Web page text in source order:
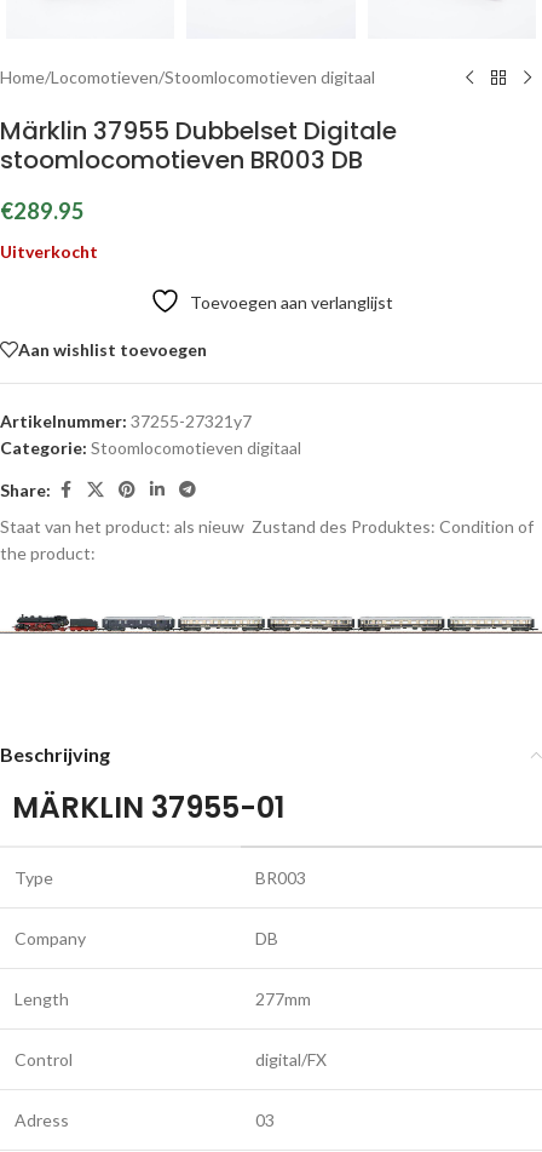
Home/Locomotieven/Stoomlocomotieven digitaal
Märklin 37955 Dubbelset Digitale
stoomlocomotieven BR003 DB
€289.95
Uitverkocht
Toevoegen aan verlanglijst
Aan wishlist toevoegen
Artikelnummer: 37255-27321y7
Categorie: Stoomlocomotieven digitaal
Share:
Staat van het product: als nieuw Zustand des Produktes: Condition of
the product:
Beschrijving
MÄRKLIN 37955-01
Type BR003
Company DB
Length 277mm
Control digital/FX
Adress 03